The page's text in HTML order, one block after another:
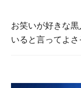
お笑いが好きな
いると言ってよ